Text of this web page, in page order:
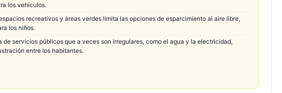
los vehículos.
recreativos y áreas verdes limita las opciones de esparcimiento al aire libre,
los niños.
de servicios públicos que a veces son irregulares, como el agua y la electricidad,
entre los habitantes.